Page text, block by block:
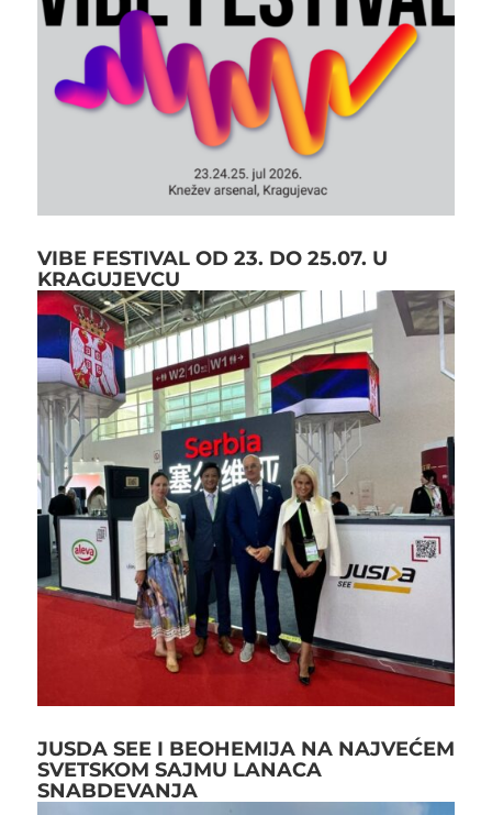
VIBE FESTIVAL OD 23. DO 25.07. U
KRAGUJEVCU
JUSDA SEE I BEOHEMIJA NA NAJVEĆEM
SVETSKOM SAJMU LANACA
SNABDEVANJA